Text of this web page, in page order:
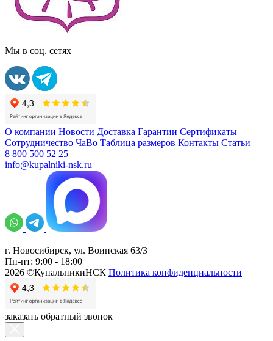
Мы в соц. сетях
О компании Новости Доставка Гарантии Сертификаты
Сотрудничество ЧаВо Таблица размеров Контакты Статьи
8 800 500 52 25
info@kupalniki-nsk.ru
г. Новосибирск, ул. Воинская 63/3
Пн-пт: 9:00 - 18:00
2026 ©КупальникиНСК Политика конфиденциальности
заказать обратный звонок